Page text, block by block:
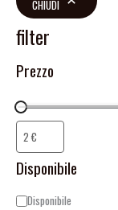
CHIUDI
filter
Prezzo
Disponibile
Disponibile